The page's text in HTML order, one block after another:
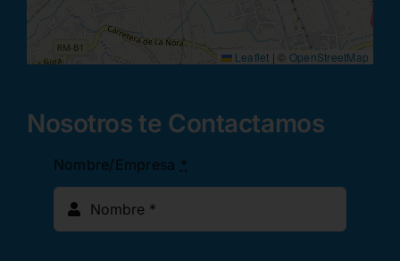
Leaflet | © OpenStreetMap
Nosotros te Contactamos
Nombre/Empresa *